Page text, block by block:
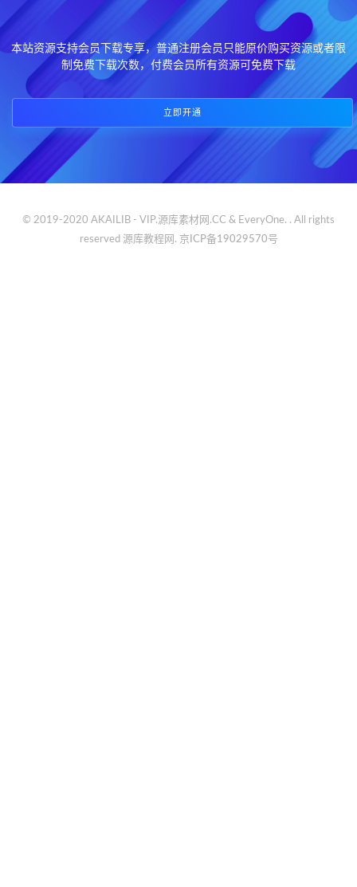
本站资源支持会员下载专享，普通注册会员只能原价购买资源或者限
制免费下载次数，付费会员所有资源可免费下载
立即开通
© 2019-2020 AKAILIB - VIP.源库素材网.CC & EveryOne. . All rights
reserved 源库教程网. 京ICP备19029570号